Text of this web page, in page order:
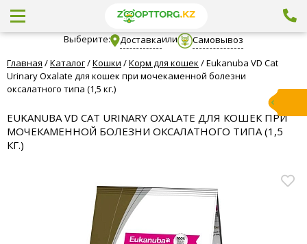
Выберите: Доставкаили
Самовывоз
Главная /Каталог/Кошки /Корм для кошек /Eukanuba VD Cat
Urinary Oxalate для кошек при мочекаменной болезни
оксалатного типа (1,5 кг.)
EUKANUBA VD CAT URINARY OXALATE ДЛЯ КОШЕК ПРИ
МОЧЕКАМЕННОЙ БОЛЕЗНИ ОКСАЛАТНОГО ТИПА (1,5
КГ.)